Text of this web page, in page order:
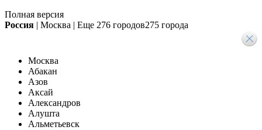
Полная версия
Россия | Москва | Еще 276 городов275 города
Москва
Абакан
Азов
Аксай
Александров
Алушта
Альметьевск